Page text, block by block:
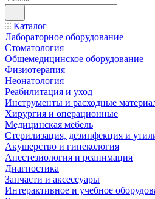
Каталог
Лабораторное оборудование
Стоматология
Общемедицинское оборудование
Физиотерапия
Неонатология
Реабилитация и уход
Инструменты и расходные
Хирургия и операционные
Медицинская мебель
Стерилизация, дезинфекция и
Акушерство и гинекология
Анестезиология и реанимация
Диагностика
Запчасти и аксессуары
Интерактивное и учебное